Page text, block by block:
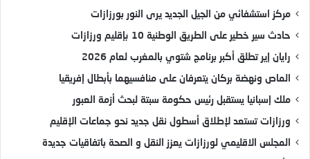
مركز استشفائي من الجيل الجديد يرى النور بورزازات
حادث سير خطير على الطريق الوطنية 10 بإقليم ورزازات
رايان إير تطلق أكبر برنامج شتوي بالمغرب لعام 2026
الماص ونهضة بركان يتعرفان على منافسيهما بأبطال إفريقيا
ملك إسبانيا يستقبل رئيس حكومة سبتة لبحث أزمة العبور
ورزازات تستعد لإطلاق أسطول نقل جديد نحو جماعات الإقليم
المجلس الاقليمي لورزازات يعزز النقل و الصحة باتفاقيات جديدة